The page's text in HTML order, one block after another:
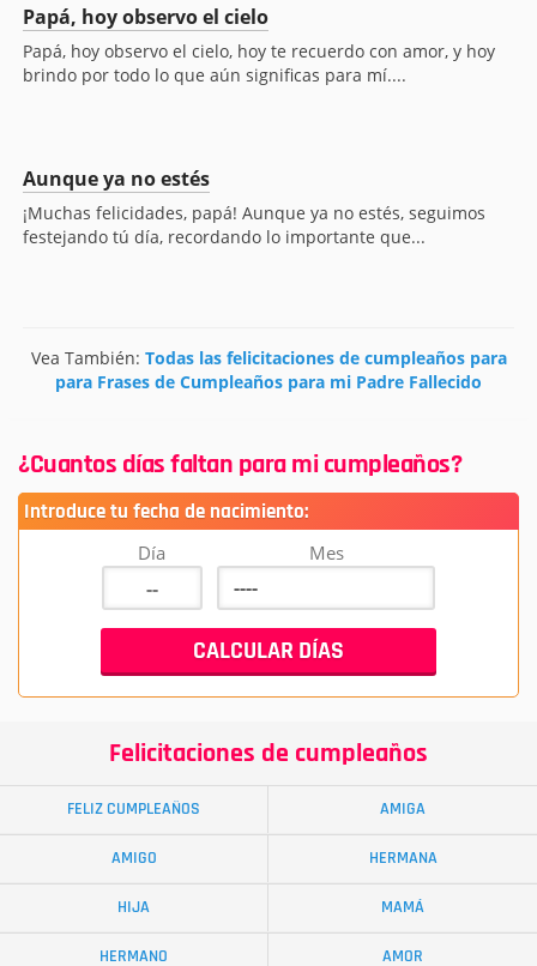
Papá, hoy observo el cielo
Papá, hoy observo el cielo, hoy te recuerdo con amor, y hoy
brindo por todo lo que aún significas para mí....
Aunque ya no estés
¡Muchas felicidades, papá! Aunque ya no estés, seguimos
festejando tú día, recordando lo importante que...
Vea También: Todas las felicitaciones de cumpleaños para
para Frases de Cumpleaños para mi Padre Fallecido
¿Cuantos días faltan para mi cumpleaños?
Introduce tu fecha de nacimiento:
Día Mes
Felicitaciones de cumpleaños
FELIZ CUMPLEAÑOS AMIGA
AMIGO HERMANA
HIJA MAMÁ
HERMANO AMOR